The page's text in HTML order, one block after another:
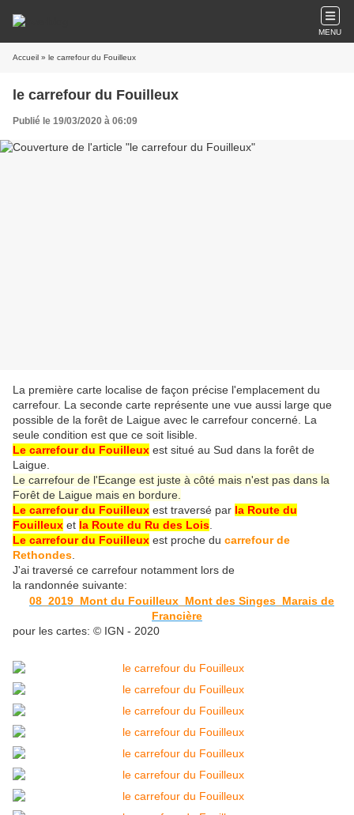
MENU
Accueil » le carrefour du Fouilleux
le carrefour du Fouilleux
Publié le 19/03/2020 à 06:09
La première carte localise de façon précise l'emplacement du
carrefour. La seconde carte représente une vue aussi large que
possible de la forêt de Laigue avec le carrefour concerné. La
seule condition est que ce soit lisible.
Le carrefour du Fouilleux est situé au Sud dans la forêt de
Laigue.
Le carrefour de l'Ecange est juste à côté mais n'est pas dans la
Forêt de Laigue mais en bordure.
Le carrefour du Fouilleux est traversé par la Route du
Fouilleux et la Route du Ru des Lois
Le carrefour du Fouilleux est proche du carrefour de
Rethondes
J'ai traversé ce carrefour notamment lors de
la randonnée suivante:
08_2019_Mont du Fouilleux_Mont des Singes_Marais de
Francière
pour les cartes: © IGN - 2020